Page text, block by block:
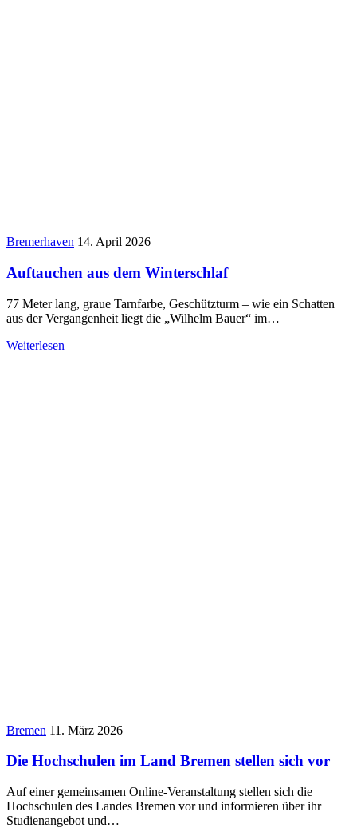
Bremerhaven 14. April 2026
Auftauchen aus dem Winterschlaf
77 Meter lang, graue Tarnfarbe, Geschützturm – wie ein Schatten
aus der Vergangenheit liegt die „Wilhelm Bauer“ im…
Weiterlesen
Bremen 11. März 2026
Die Hochschulen im Land Bremen stellen sich vor
Auf einer gemeinsamen Online-Veranstaltung stellen sich die
Hochschulen des Landes Bremen vor und informieren über ihr
Studienangebot und…